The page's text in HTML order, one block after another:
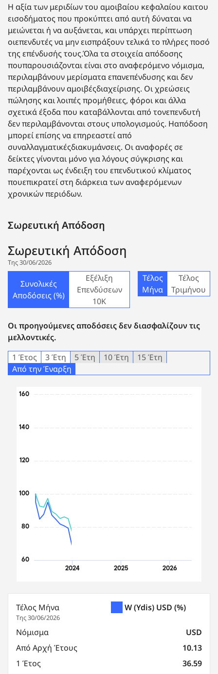
Η αξία των μεριδίων του αμοιβαίου κεφαλαίου καιτου
εισοδήματος που προκύπτει από αυτή δύναται να
μειώνεται ή να αυξάνεται, και υπάρχει περίπτωση
οιεπενδυτές να μην εισπράξουν τελικά το πλήρες ποσό
της επένδυσής τους.Όλα τα στοιχεία απόδοσης
πουπαρουσιάζονται είναι στο αναφερόμενο νόμισμα,
περιλαμβάνουν μερίσματα επανεπένδυσης και δεν
περιλαμβάνουν αμοιβέςδιαχείρισης. Οι χρεώσεις
πώλησης και λοιπές προμήθειες, φόροι και άλλα
σχετικά έξοδα που καταβάλλονται από τονεπενδυτή
δεν περιλαμβάνονται στους υπολογισμούς. Ηαπόδοση
μπορεί επίσης να επηρεαστεί από
συναλλαγματικέςδιακυμάνσεις. Οι αναφορές σε
δείκτες γίνονται μόνο για λόγους σύγκρισης και
παρέχονται ως ένδειξη του επενδυτικού κλίματος
πουεπικρατεί στη διάρκεια των αναφερόμενων
χρονικών περιόδων.
Σωρευτική Απόδοση
Σωρευτική Απόδοση
Της 30/06/2026
Συνολικές
Αποδόσεις (%)
Εξέλιξη
Επενδύσεων
10Κ
Τέλος
Μήνα
Τέλος
Τριμήνου
Οι προηγούμενες αποδόσεις δεν διασφαλίζουν τις
μελλοντικές.
1 Έτος
3 Έτη 5 Έτη 10 Έτη
15 Έτη
Από την Έναρξη
Chart
The chart has 1 X axis displaying Time. Data ranges
2024 2025 2026
60
80
100
120
140
160
Τέλος Μήνα
Της 30/06/2026
W (Ydis) USD (%)
Νόμισμα
USD
Από Αρχή Έτους
10.13
1 Έτος
36.59